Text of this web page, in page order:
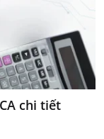
chi tiết